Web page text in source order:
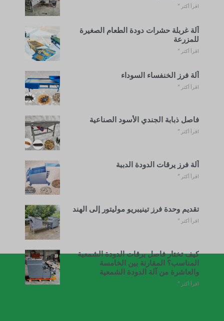
اقرأ أكثر "
آلة غربلة حشرات دودة الطعام الصغيرة
للمزرعة
اقرأ أكثر "
آلة فرز الخنفساء السوداء
اقرأ أكثر "
فاصل ذبابة الجندي الأسود الصناعية
اقرأ أكثر "
آلة فرز يرقات الدودة الدببة
اقرأ أكثر "
تقديم وحدة فرز تينيبريو موليتور إلى الهند
اقرأ أكثر "
كيف تختار فاصل يرقات الدودة الشمعية
المناسب؟ المقارنة بين الخامسة
والعاشرة من آلة الدودة الشمعية
اقرأ أكثر "